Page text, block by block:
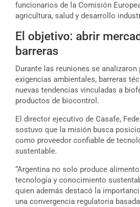
funcionarios de la Comisión
agricultura, salud y desarrollo
El objetivo: abrir
barreras
Durante las reuniones se
exigencias ambientales, barreras
nuevas tendencias vinculadas a
productos de biocontrol.
El director ejecutivo de Casafe,
sostuvo que la misión busca
como proveedor confiable de
sustentable.
“Argentina no solo produce
tecnología y conocimiento
quien además destacó la
una convergencia regulatoria